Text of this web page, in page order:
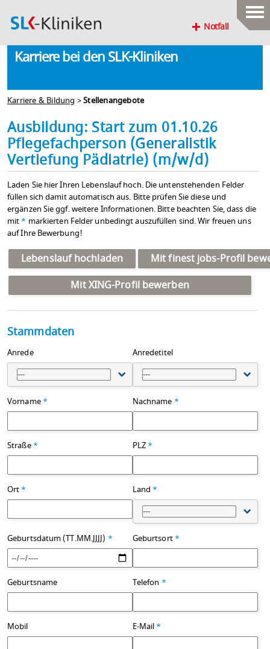
Notfall
Karriere bei den SLK-Kliniken
Karriere & Bildung >Stellenangebote
Ausbildung: Start zum 01.10.26
Pflegefachperson (Generalistik
Vertiefung Pädiatrie) (m/w/d)
Laden Sie hier Ihren Lebenslauf hoch. Die untenstehenden Felder
füllen sich damit automatisch aus. Bitte prüfen Sie diese und
ergänzen Sie ggf. weitere Informationen. Bitte beachten Sie, dass die
mit * markierten Felder unbedingt auszufüllen sind. Wir freuen uns
auf Ihre Bewerbung!
Lebenslauf hochladen
Mit finest jobs-Profil
Mit XING-Profil bewerben
Stammdaten
Anrede
---
Anredetitel
---
Vorname * Nachname *
Straße * PLZ *
Ort * Land *
---
Geburtsdatum (TT.MM.JJJJ) * Geburtsort *
Geburtsname Telefon *
Mobil E-Mail *